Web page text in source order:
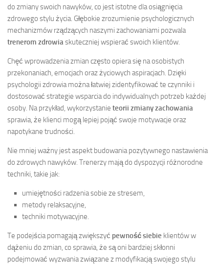
do zmiany swoich nawyków, co jest istotne dla osiągnięcia
zdrowego stylu życia. Głębokie zrozumienie psychologicznych
mechanizmów rządzących naszymi zachowaniami pozwala
trenerom zdrowiaskuteczniej wspierać swoich klientów.
Chęć wprowadzenia zmian często opiera się na osobistych
przekonaniach, emocjach oraz życiowych aspiracjach. Dzięki
psychologii zdrowia można łatwiej zidentyfikować te czynniki i
dostosować strategie wsparcia do indywidualnych potrzeb każdej
osoby. Na przykład, wykorzystanie teorii zmiany zachowania
sprawia, że klienci mogą lepiej pojąć swoje motywacje oraz
napotykane trudności.
Nie mniej ważny jest aspekt budowania pozytywnego nastawienia
do zdrowych nawyków. Trenerzy mają do dyspozycji różnorodne
techniki, takie jak:
umiejętności radzenia sobie ze stresem,
metody relaksacyjne,
techniki motywacyjne.
Te podejścia pomagają zwiększyć pewność siebie klientów w
dążeniu do zmian, co sprawia, że są oni bardziej skłonni
podejmować wyzwania związane z modyfikacją swojego stylu